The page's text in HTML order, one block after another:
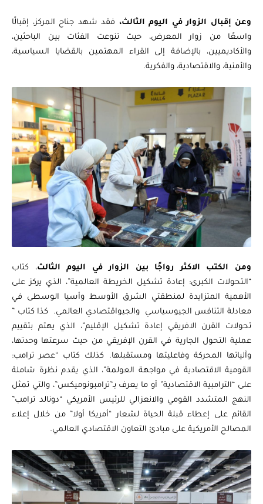
وعن إقبال الزوار في اليوم الثالث،فقد شهد جناح المركز، إقبالًا
واسعًا من زوار المعرض، حيث تنوعت الفئات بين الباحثين،
والأكاديميين، بالإضافة إلى القراء المهتمين بالقضايا السياسية،
والأمنية، والاقتصادية، والفكرية.
ومن الكتب الاكثر رواجًا بين الزوار في اليوم الثالث، كتاب
“التحولات الكبرى: إعادة تشكيل الخريطة العالمية”، الذي يركز على
الأهمية المتزايدة لمنطقتي الشرق الأوسط وأسيا الوسطى في
معادلة التنافس الجيوسياسي والجيواقتصادي العالمي. كذا كتاب ”
تحولات القرن الافريقي إعادة تشكيل الإقليم”، الذي يهتم بتقييم
عملية التحول الجارية في القرن الإفريقي من حيث سرعتها وحدتها،
وآلياتها المحركة وفاعليتها ومستقبلها. كذلك كتاب “عصر ترامب:
القومية الاقتصادية في مواجهة العولمة”، الذي يقدم نظرة شاملة
على “الترامبية الاقتصادية” أو ما يعرف بـ”ترامبونوميكس”، والتي تمثل
النهج المتشدد القومي والانعزالي للرئيس الأمريكي “دونالد ترامب”
القائم على إعطاء قبلة الحياة لشعار “أمريكا أولا” من خلال إعلاء
المصالح الأمريكية على مبادئ التعاون الاقتصادي العالمي.